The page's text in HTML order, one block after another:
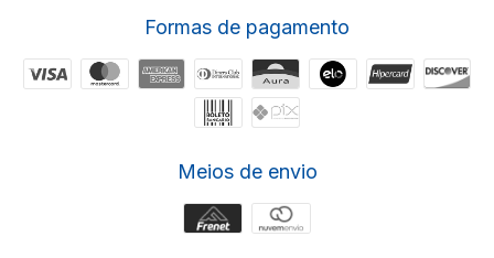
Formas de pagamento
Meios de envio